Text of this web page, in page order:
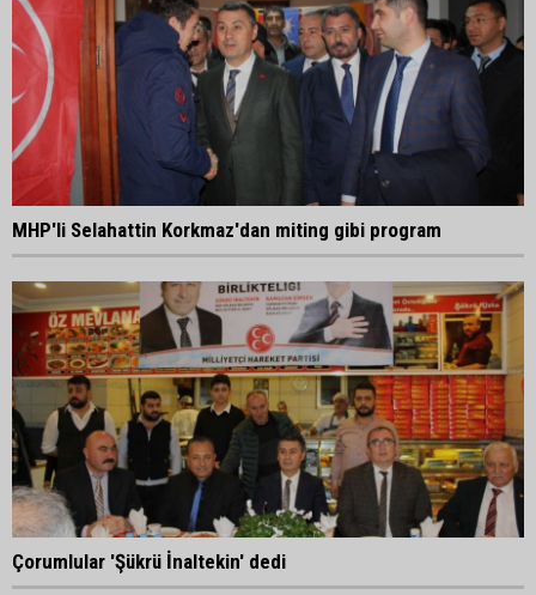
MHP'li Selahattin Korkmaz'dan miting gibi program
Çorumlular 'Şükrü İnaltekin' dedi